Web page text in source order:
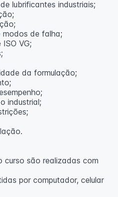
lubrificantes industriais;
modos de falha;
VG;
da formulação;
industrial;
curso são realizadas com
por computador, celular